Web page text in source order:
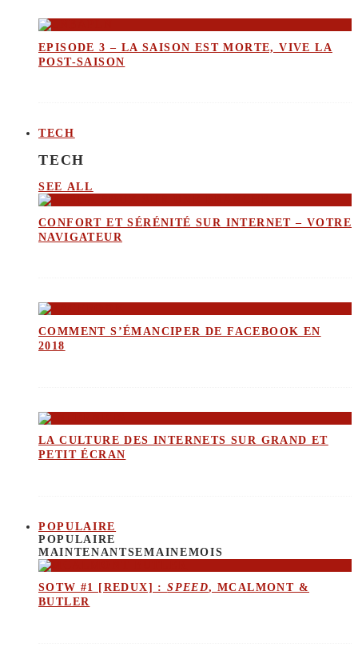
EPISODE 3 – LA SAISON EST MORTE, VIVE LA
POST-SAISON
TECH
TECH
SEE ALL
CONFORT ET SÉRÉNITÉ SUR INTERNET – VOTRE
NAVIGATEUR
COMMENT S’ÉMANCIPER DE FACEBOOK EN
2018
LA CULTURE DES INTERNETS SUR GRAND ET
PETIT ÉCRAN
POPULAIRE
POPULAIRE
MAINTENANTSEMAINEMOIS
SOTW #1 [REDUX] :SPEED, MCALMONT &
BUTLER